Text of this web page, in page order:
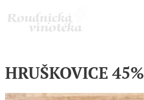
HRUŠKOVICE 45%